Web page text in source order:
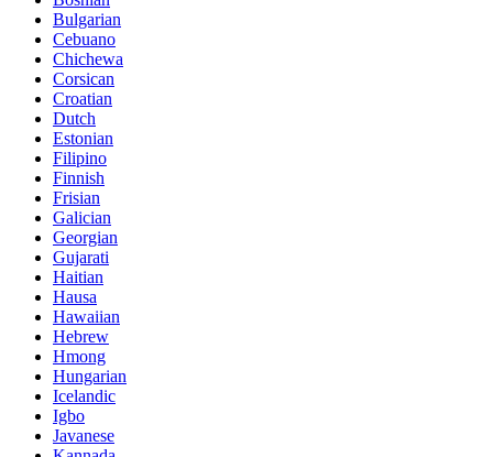
Bulgarian
Cebuano
Chichewa
Corsican
Croatian
Dutch
Estonian
Filipino
Finnish
Frisian
Galician
Georgian
Gujarati
Haitian
Hausa
Hawaiian
Hebrew
Hmong
Hungarian
Icelandic
Igbo
Javanese